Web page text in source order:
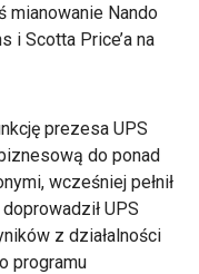
mianowanie Nando
i Scotta Price’a na
prezesa UPS
do ponad
wcześniej pełnił
UPS
z działalności
programu